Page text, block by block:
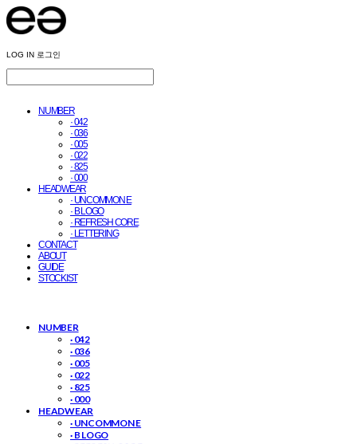
LOG IN 로그인
NUMBER
· 042
· 036
· 005
· 022
· 825
· 000
HEADWEAR
· UNCOMMON E
· B LOGO
· REFRESH CORE
· LETTERING
CONTACT
ABOUT
GUIDE
STOCKIST
NUMBER
· 042
· 036
· 005
· 022
· 825
· 000
HEADWEAR
· UNCOMMON E
· B LOGO